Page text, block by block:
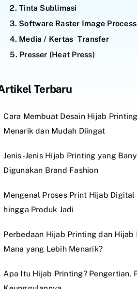
2. Tinta Sublimasi
3. Software Raster Image
4. Media / Kertas Transfer
5. Presser (Heat Press)
Terbaru
Cara Membuat Desain Hijab
Menarik dan Mudah Diingat
Jenis-Jenis Hijab Printing yang
Digunakan Brand Fashion
Mengenal Proses Print Hijab Digital
hingga Produk Jadi
Perbedaan Hijab Printing dan Hijab
Mana yang Lebih Menarik?
Apa Itu Hijab Printing? Pengertian,